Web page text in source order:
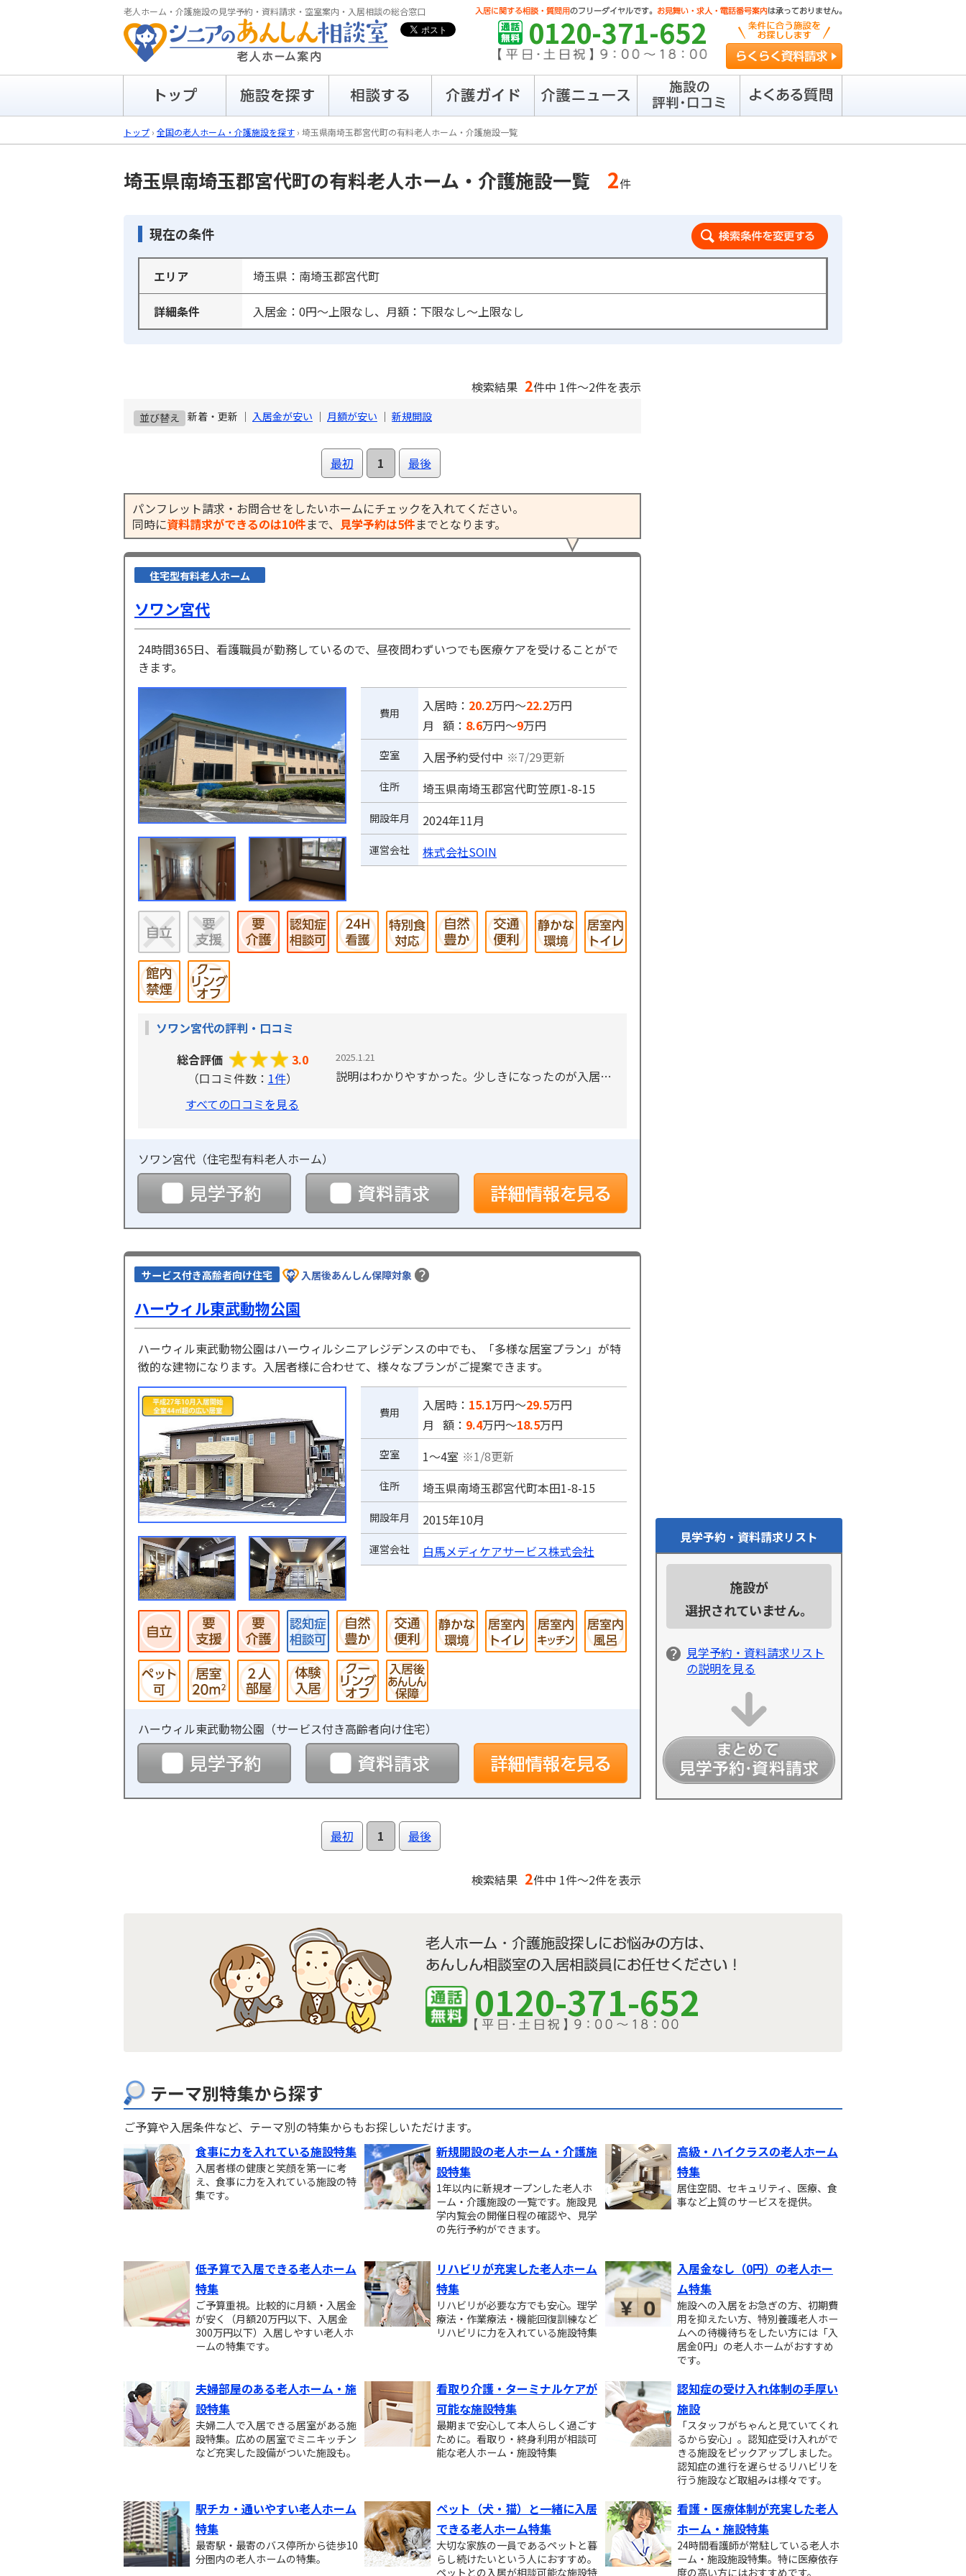
老人ホーム・介護施設の見学予約・資料請求・空室案内・入居相談の総合窓口
0120-371-652
トップ › 全国の老人ホーム・介護施設を探す › 埼玉県南埼玉郡宮代町の有料老人ホーム・介護施設一覧
埼玉県南埼玉郡宮代町の有料老人ホーム・介護施設一覧 2件
現在の条件
エリア 埼玉県：南埼玉郡宮代町
詳細条件 入居金：0円〜上限なし、月額：下限なし〜上限なし
検索結果 2件中 1件～2件を表示
並び替え 新着・更新 ｜ 入居金が安い ｜ 月額が安い ｜ 新規開設
最初 1 最後
パンフレット請求・お問合せをしたいホームにチェックを入れてください。
同時に資料請求ができるのは10件まで、 見学予約は5件までとなります。
住宅型有料老人ホーム
ソワン宮代
24時間365日、看護職員が勤務しているので、昼夜問わずいつでも医療ケアを受けることがで
きます。
費用 入居時： 20.2万円～22.2万円
月 額： 8.6万円～9万円
空室 入居予約受付中 ※7/29更新
住所 埼玉県南埼玉郡宮代町笠原1-8-15
開設年月 2024年11月
運営会社 株式会社SOIN
ソワン宮代の評判・口コミ
総合評価
3.0
（口コミ件数： 1件）
すべての口コミを見る
2025.1.21
説明はわかりやすかった。少しきになったのが入居し
ソワン宮代（住宅型有料老人ホーム）
見学予約
資料請求
サービス付き高齢者向け住宅 入居後あんしん保障対象
ハーウィル東武動物公園
ハーウィル東武動物公園はハーウィルシニアレジデンスの中でも、「多様な居室プラン」が特
徴的な建物になります。入居者様に合わせて、様々なプランがご提案できます。
費用 入居時： 15.1万円～29.5万円
月 額： 9.4万円～18.5万円
空室 1～4室 ※1/8更新
住所 埼玉県南埼玉郡宮代町本田1-8-15
開設年月 2015年10月
運営会社 白馬メディケアサービス株式会社
ハーウィル東武動物公園（サービス付き高齢者向け住宅）
見学予約
資料請求 詳細情報を見る
最初 1 最後
検索結果 2件中 1件～2件を表示
見学予約・資料請求リスト
施設が
選択されていません。
見学予約・資料請求リスト
の説明を見る
0120-371-652
テーマ別特集から探す
ご予算や入居条件など、テーマ別の特集からもお探しいただけます。
食事に力を入れている施設特集
入居者様の健康と笑顔を第一に考
え、食事に力を入れている施設の特
集です。
新規開設の老人ホーム・介護施
設特集
1年以内に新規オープンした老人ホ
ーム・介護施設の一覧です。施設見
学内覧会の開催日程の確認や、見学
の先行予約ができます。
高級・ハイクラスの老人ホーム
特集
居住空間、セキュリティ、医療、食
事など上質のサービスを提供。
低予算で入居できる老人ホーム
特集
ご予算重視。比較的に月額・入居金
が安く（月額20万円以下、入居金
300万円以下）入居しやすい老人ホ
ームの特集です。
リハビリが充実した老人ホーム
特集
リハビリが必要な方でも安心。理学
療法・作業療法・機能回復訓練など
リハビリに力を入れている施設特集
入居金なし（0円）の老人ホー
ム特集
施設への入居をお急ぎの方、初期費
用を抑えたい方、特別養護老人ホー
ムへの待機待ちをしたい方には「入
居金0円」の老人ホームがおすすめ
です。
夫婦部屋のある老人ホーム・施
設特集
夫婦二人で入居できる居室がある施
設特集。広めの居室でミニキッチン
など充実した設備がついた施設も。
看取り介護・ターミナルケアが
可能な施設特集
最期まで安心して本人らしく過ごす
ために。看取り・終身利用が相談可
能な老人ホーム・施設特集
認知症の受け入れ体制の手厚い
施設
「スタッフがちゃんと見ていてくれ
るから安心」。認知症受け入れがで
きる施設をピックアップしました。
認知症の進行を遅らせるリハビリを
行う施設など取組みは様々です。
駅チカ・通いやすい老人ホーム
特集
最寄駅・最寄のバス停所から徒歩10
分圏内の老人ホームの特集。
ペット（犬・猫）と一緒に入居
できる老人ホーム特集
大切な家族の一員であるペットと暮
らし続けたいという人におすすめ。
ペットとの入居が相談可能な施設特
看護・医療体制が充実した老人
ホーム・施設特集
24時間看護師が常駐している老人ホ
ーム・施設施設特集。特に医療依存
度の高い方にはおすすめです。